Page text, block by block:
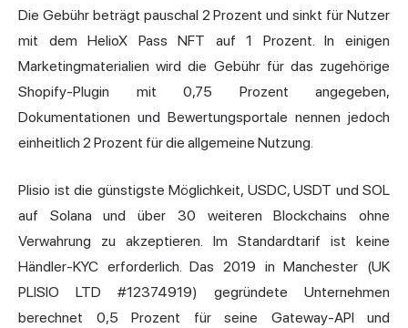
Die Gebühr beträgt pauschal 2 Prozent und sinkt für Nutzer
mit dem HelioX Pass NFT auf 1 Prozent. In einigen
Marketingmaterialien wird die Gebühr für das zugehörige
Shopify-Plugin mit 0,75 Prozent angegeben,
Dokumentationen und Bewertungsportale nennen jedoch
einheitlich 2 Prozent für die allgemeine Nutzung.
Plisio ist die günstigste Möglichkeit, USDC, USDT und SOL
auf Solana und über 30 weiteren Blockchains ohne
Verwahrung zu akzeptieren. Im Standardtarif ist keine
Händler-KYC erforderlich. Das 2019 in Manchester (UK
PLISIO LTD #12374919) gegründete Unternehmen
berechnet 0,5 Prozent für seine Gateway-API und